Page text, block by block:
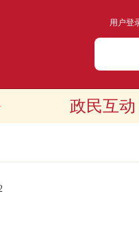
用户登
政民互动